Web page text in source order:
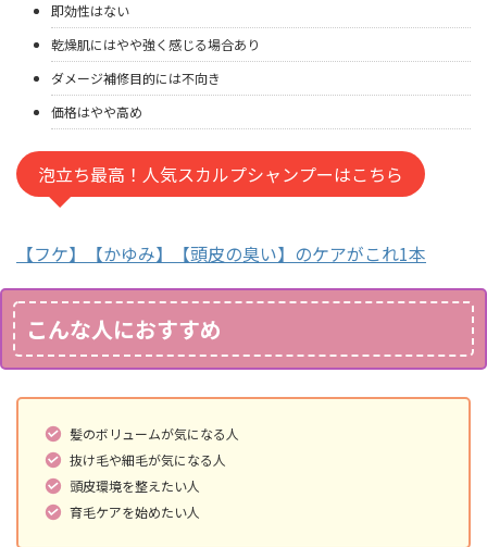
即効性はない
乾燥肌にはやや強く感じる場合あり
ダメージ補修目的には不向き
価格はやや高め
泡立ち最高！人気スカルプシャンプーはこちら
【フケ】【かゆみ】【頭皮の臭い】のケアがこれ1本
こんな人におすすめ
髪のボリュームが気になる人
抜け毛や細毛が気になる人
頭皮環境を整えたい人
育毛ケアを始めたい人